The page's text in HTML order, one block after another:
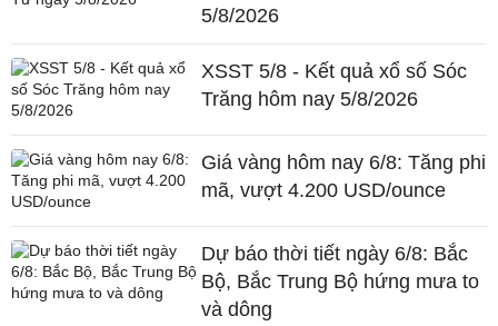
5/8/2026
XSST 5/8 - Kết quả xổ số Sóc
Trăng hôm nay 5/8/2026
Giá vàng hôm nay 6/8: Tăng phi
mã, vượt 4.200 USD/ounce
Dự báo thời tiết ngày 6/8: Bắc
Bộ, Bắc Trung Bộ hứng mưa to
và dông